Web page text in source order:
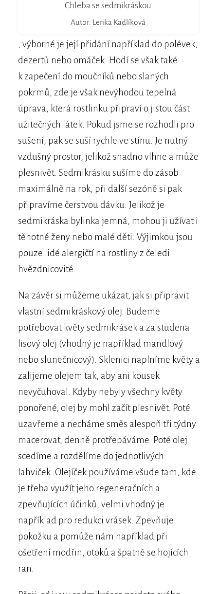
Chleba se sedmikráskou
Autor: Lenka Kadlíková
, výborné je její přidání například do polévek,
dezertů nebo omáček. Hodí se však také
k zapečení do moučníků nebo slaných
pokrmů, zde je však nevýhodou tepelná
úprava, která rostlinku připraví o jistou část
užitečných látek. Pokud jsme se rozhodli pro
sušení, pak se suší rychle ve stínu. Je nutný
vzdušný prostor, jelikož snadno vlhne a může
plesnivět. Sedmikrásku sušíme do zásob
maximálně na rok, při další sezóně si pak
připravíme čerstvou dávku. Jelikož je
sedmikráska bylinka jemná, mohou ji užívat i
těhotné ženy nebo malé děti. Výjimkou jsou
pouze lidé alergičtí na rostliny z čeledi
hvězdnicovité.
Na závěr si můžeme ukázat, jak si připravit
vlastní sedmikráskový olej. Budeme
potřebovat květy sedmikrásek a za studena
lisový olej (vhodný je například mandlový
nebo slunečnicový). Sklenici naplníme květy a
zalijeme olejem tak, aby ani kousek
nevyčuhoval. Kdyby nebyly všechny květy
ponořené, olej by mohl začít plesnivět. Poté
uzavřeme a necháme směs alespoň tři týdny
macerovat, denně protřepáváme. Poté olej
scedíme a rozdělíme do jednotlivých
lahviček. Olejíček používáme všude tam, kde
je třeba využít jeho regeneračních a
zpevňujících účinků, velmi vhodný je
například pro redukci vrásek. Zpevňuje
pokožku a pomůže nám například při
ošetření modřin, otoků a špatně se hojících
ran.